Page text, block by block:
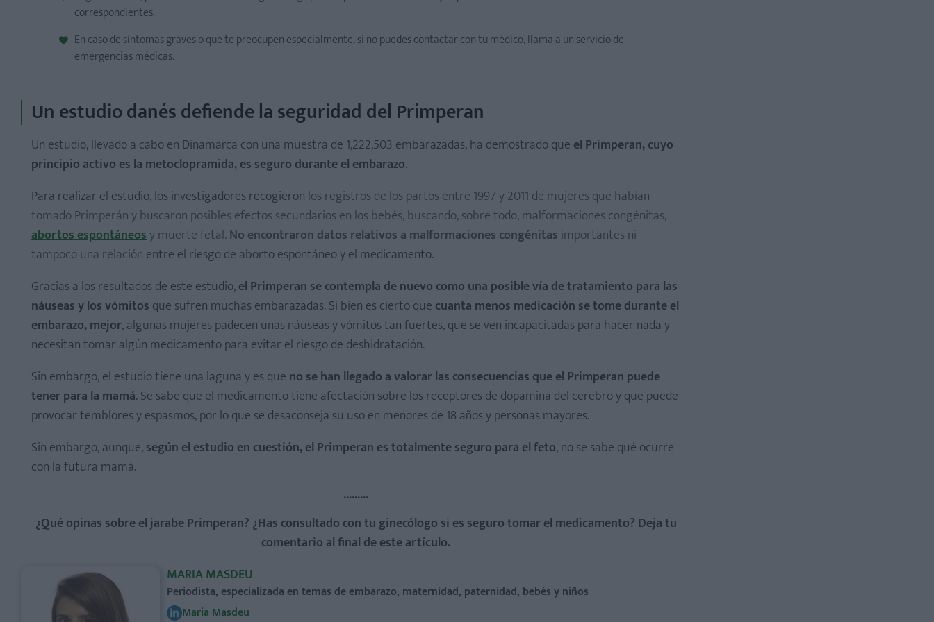
correspondientes.
En caso de síntomas graves o que te preocupen especialmente, si no puedes contactar con tu médico, llama a un servicio de
emergencias médicas.
Un estudio danés defiende la seguridad del Primperan
Un estudio, llevado a cabo en Dinamarca con una muestra de 1,222,503 embarazadas, ha demostrado que el Primperan, cuyo
principio activo es la metoclopramida, es seguro durante el embarazo.
Para realizar el estudio, los investigadores recogieron los registros de los partos entre 1997 y 2011 de mujeres que habían
tomado Primperán y buscaron posibles efectos secundarios en los bebés, buscando, sobre todo, malformaciones congénitas,
abortos espontáneosy muerte fetal. No encontraron datos relativos a malformaciones congénitas importantes ni
tampoco una relación entre el riesgo de aborto espontáneo y el medicamento.
Gracias a los resultados de este estudio,el Primperan se contempla de nuevo como una posible vía de tratamiento para las
náuseas y los vómitos que sufren muchas embarazadas. Si bien es cierto que cuanta menos medicación se tome durante el
embarazo, mejor, algunas mujeres padecen unas náuseas y vómitos tan fuertes, que se ven incapacitadas para hacer nada y
necesitan tomar algún medicamento para evitar el riesgo de deshidratación.
Sin embargo, el estudio tiene una laguna y es que no se han llegado a valorar las consecuencias que el Primperan puede
tener para la mamá. Se sabe que el medicamento tiene afectación sobre los receptores de dopamina del cerebro y que puede
provocar temblores y espasmos, por lo que se desaconseja su uso en menores de 18 años y personas mayores.
Sin embargo, aunque,según el estudio en cuestión, el Primperan es totalmente seguro para el feto, no se sabe qué ocurre
con la futura mamá.
.........
¿Qué opinas sobre el jarabe Primperan? ¿Has consultado con tu ginecólogo si es seguro tomar el medicamento? Deja tu
comentario al final de este artículo.
MARIA MASDEU
Periodista, especializada en temas de embarazo, maternidad, paternidad, bebés y niños
Maria Masdeu